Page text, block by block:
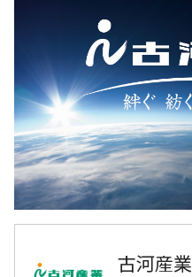
古河産業